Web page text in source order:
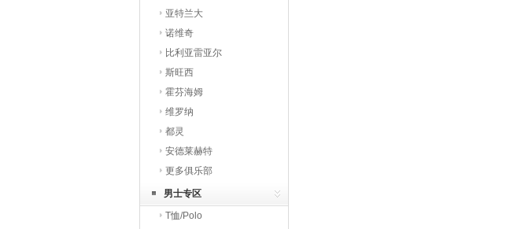
亚特兰大
诺维奇
比利亚雷亚尔
斯旺西
霍芬海姆
维罗纳
都灵
安德莱赫特
更多俱乐部
男士专区
T恤/Polo